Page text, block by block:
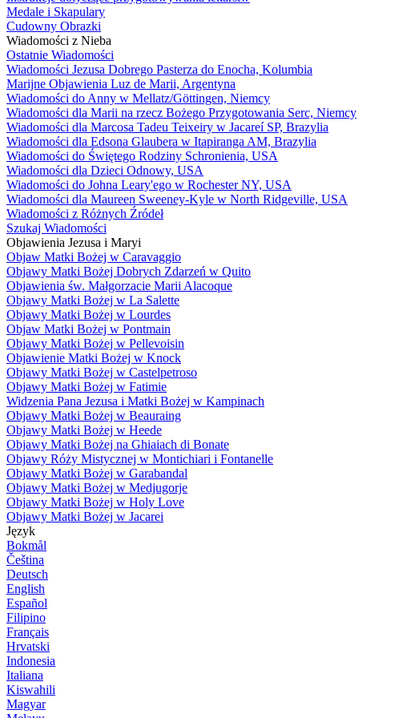
Medale i Skapulary
Cudowny Obrazki
Wiadomości z Nieba
Ostatnie Wiadomości
Wiadomości Jezusa Dobrego Pasterza do Enocha, Kolumbia
Marijne Objawienia Luz de Marii, Argentyna
Wiadomości do Anny w Mellatz/Göttingen, Niemcy
Wiadomości dla Marii na rzecz Bożego Przygotowania Serc, Niemcy
Wiadomości dla Marcosa Tadeu Teixeiry w Jacareí SP, Brazylia
Wiadomości dla Edsona Glaubera w Itapiranga AM, Brazylia
Wiadomości do Świętego Rodziny Schronienia, USA
Wiadomości dla Dzieci Odnowy, USA
Wiadomości do Johna Leary'ego w Rochester NY, USA
Wiadomości dla Maureen Sweeney-Kyle w North Ridgeville, USA
Wiadomości z Różnych Źródeł
Szukaj Wiadomości
Objawienia Jezusa i Maryi
Objaw Matki Bożej w Caravaggio
Objawy Matki Bożej Dobrych Zdarzeń w Quito
Objawienia św. Małgorzacie Marii Alacoque
Objawy Matki Bożej w La Salette
Objawy Matki Bożej w Lourdes
Objaw Matki Bożej w Pontmain
Objawy Matki Bożej w Pellevoisin
Objawienie Matki Bożej w Knock
Objawy Matki Bożej w Castelpetroso
Objawy Matki Bożej w Fatimie
Widzenia Pana Jezusa i Matki Bożej w Kampinach
Objawy Matki Bożej w Beauraing
Objawy Matki Bożej w Heede
Objawy Matki Bożej na Ghiaiach di Bonate
Objawy Róży Mistycznej w Montichiari i Fontanelle
Objawy Matki Bożej w Garabandal
Objawy Matki Bożej w Medjugorje
Objawy Matki Bożej w Holy Love
Objawy Matki Bożej w Jacarei
Język
Bokmål
Čeština
Deutsch
English
Español
Filipino
Français
Hrvatski
Indonesia
Italiana
Kiswahili
Magyar